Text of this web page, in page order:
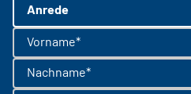
Anrede
Vorname*
Nachname*